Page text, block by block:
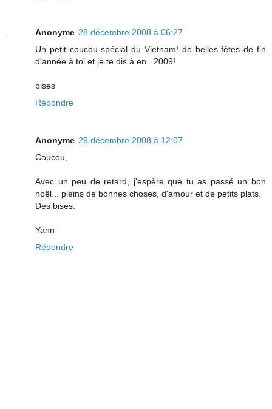
Anonyme 28 décembre 2008 à 06:27
Un petit coucou spécial du Vietnam! de belles fêtes de fin
d'année à toi et je te dis à en...2009!
bises
Répondre
Anonyme 29 décembre 2008 à 12:07
Coucou,
Avec un peu de retard, j'espère que tu as passé un bon
noël... pleins de bonnes choses, d'amour et de petits plats.
Des bises.
Yann
Répondre